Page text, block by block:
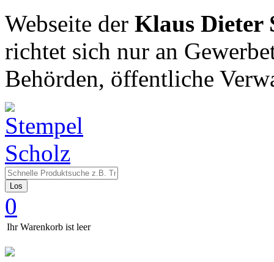
Webseite der Klaus Dieter
richtet sich nur an
Behörden, öffentliche
Los
0
Ihr Warenkorb ist leer